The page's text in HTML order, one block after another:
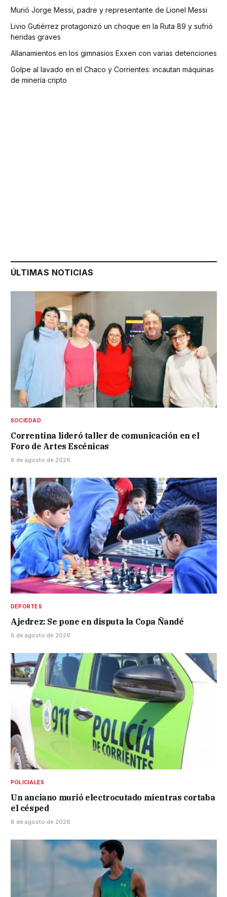
Murió Jorge Messi, padre y representante de Lionel Messi
Livio Gutiérrez protagonizó un choque en la Ruta 89 y sufrió
heridas graves
Allanamientos en los gimnasios Exxen con varias detenciones
Golpe al lavado en el Chaco y Corrientes: incautan máquinas
de minería cripto
ÚLTIMAS NOTICIAS
SOCIEDAD
Correntina lideró taller de comunicación en el
Foro de Artes Escénicas
8 de agosto de 2026
DEPORTES
Ajedrez: Se pone en disputa la Copa Ñandé
8 de agosto de 2026
POLICIALES
Un anciano murió electrocutado mientras cortaba
el césped
8 de agosto de 2026